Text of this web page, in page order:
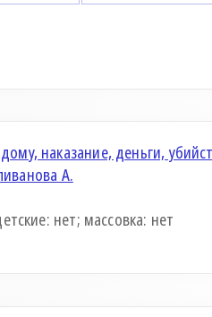
наказание, деньги,
А.
нет; массовка: нет